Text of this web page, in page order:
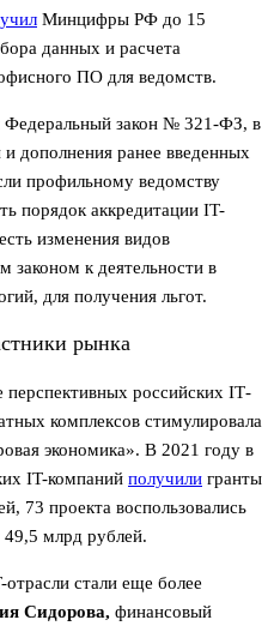
Минцифры РФ до 15
данных и расчета
ПО для ведомств.
Федеральный закон № 321-ФЗ, в
дополнения ранее введенных
профильному ведомству
порядок аккредитации IT-
изменения видов
законом к деятельности в
для получения льгот.
рынка
перспективных российских IТ-
комплексов стимулировала
экономика». В 2021 году в
IT-компаний получили гранты
73 проекта воспользовались
млрд рублей.
стали еще более
Сидорова, финансовый